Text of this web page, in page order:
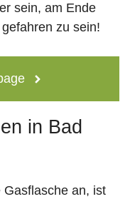
sein, am Ende
zu sein!
in Bad
an, ist